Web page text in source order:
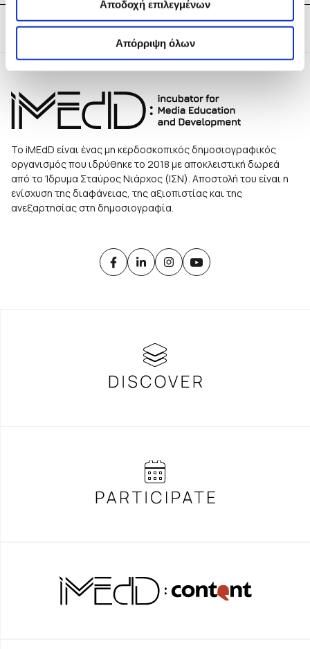
Αποδοχή επιλεγμένων
Απόρριψη όλων
Tags:Ουκρανία
Το iMEdD είναι ένας μη κερδοσκοπικός δημοσιογραφικός
οργανισμός που ιδρύθηκε το 2018 με αποκλειστική δωρεά
από το Ίδρυμα Σταύρος Νιάρχος (ΙΣΝ). Αποστολή του είναι η
ενίσχυση της διαφάνειας, της αξιοπιστίας και της
ανεξαρτησίας στη δημοσιογραφία.